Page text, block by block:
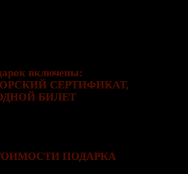
включены:
СЕРТИФИКАТ,
БИЛЕТ
ПОДАРКА